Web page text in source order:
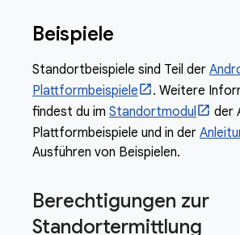
Beispiele
Standortbeispiele sind Teil der
Plattformbeispiele
. Weitere
findest du im Standortmodul
der
Plattformbeispiele und in der
Ausführen von Beispielen.
Berechtigungen zur
Standortermittlung